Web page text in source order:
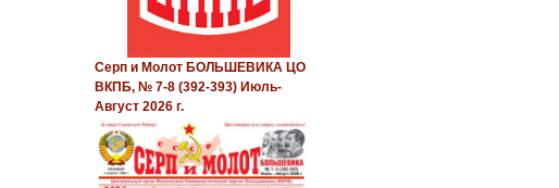
Серп и Молот БОЛЬШЕВИКА ЦО
ВКПБ, № 7-8 (392-393) Июль-
Август 2026 г.